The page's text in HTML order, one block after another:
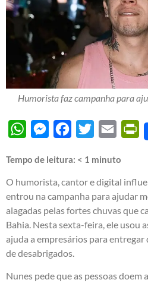
Humorista faz campanha para
WhatsAppMessengerFacebook
Twitter Email
Tempo de leitura: < 1 minuto
O humorista, cantor e digital
entrou na campanha para ajudar
alagadas pelas fortes chuvas que
Bahia. Nesta sexta-feira, ele usou
ajuda a empresários para
de desabrigados.
Nunes pede que as pessoas doem